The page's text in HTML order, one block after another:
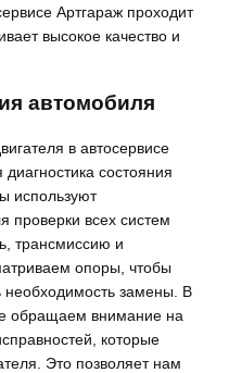
Артгараж проходит
высокое качество и
автомобиля
в автосервисе
состояния
используют
проверки всех систем
трансмиссию и
опоры, чтобы
необходимость замены. В
обращаем внимание на
которые
Это позволяет нам